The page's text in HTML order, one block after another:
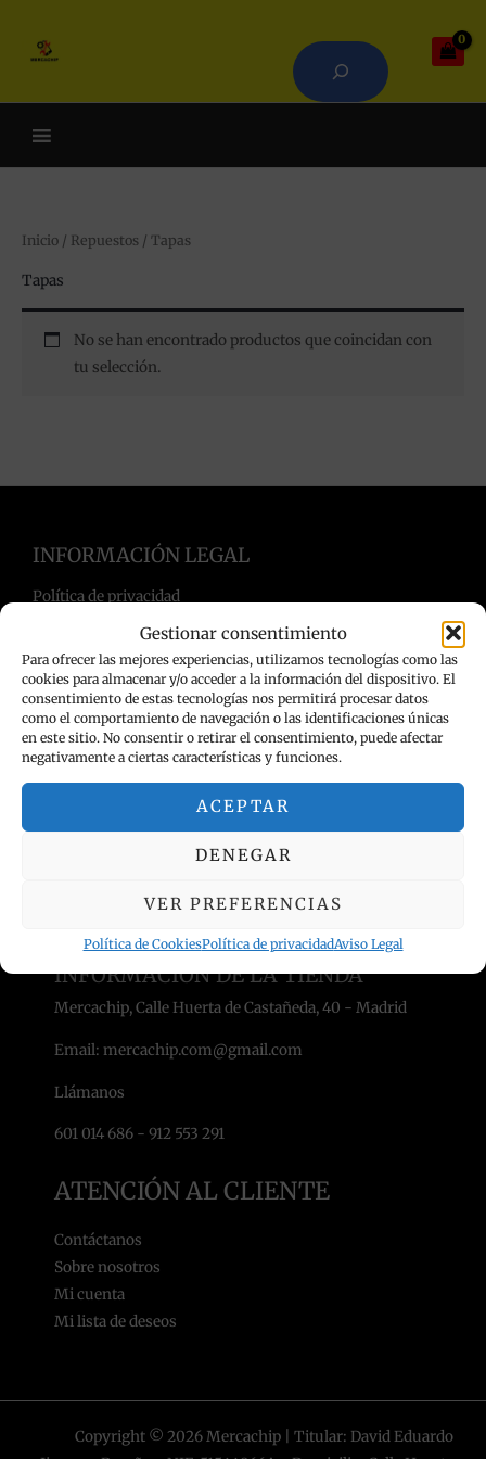
Gestionar consentimiento
Para ofrecer las mejores experiencias, utilizamos tecnologías como las
cookies para almacenar y/o acceder a la información del dispositivo. El
consentimiento de estas tecnologías nos permitirá procesar datos
como el comportamiento de navegación o las identificaciones únicas
en este sitio. No consentir o retirar el consentimiento, puede afectar
negativamente a ciertas características y funciones.
ACEPTAR
DENEGAR
VER PREFERENCIAS
Política de CookiesPolítica de privacidadAviso Legal
contenido
Inicio / Repuestos / Tapas
Tapas
No se han encontrado productos que coincidan con
tu selección.
INFORMACIÓN LEGAL
Política de privacidad
Términos y condiciones
Aviso Legal
Política de Cookies
INFORMACIÓN DE LA TIENDA
Mercachip, Calle Huerta de Castañeda, 40 - Madrid
Email: mercachip.com@gmail.com
Llámanos
601 014 686 - 912 553 291
ATENCIÓN AL CLIENTE
Contáctanos
Sobre nosotros
Mi cuenta
Mi lista de deseos
Copyright © 2026 Mercachip | Titular: David Eduardo